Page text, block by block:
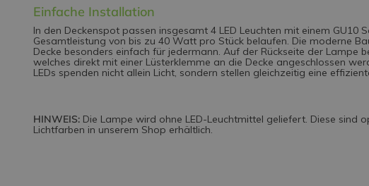
Einfache Installation
In den Deckenspot passen insgesamt 4 LED Leuchten mit einem GU10
Gesamtleistung von bis zu 40 Watt pro Stück belaufen. Die moderne
Decke besonders einfach für jedermann. Auf der Rückseite der Lampe
welches direkt mit einer Lüsterklemme an die Decke angeschlossen
LEDs spenden nicht allein Licht, sondern stellen gleichzeitig eine
HINWEIS: Die Lampe wird ohne LED-Leuchtmittel geliefert. Diese sind
Lichtfarben in unserem Shop erhältlich.